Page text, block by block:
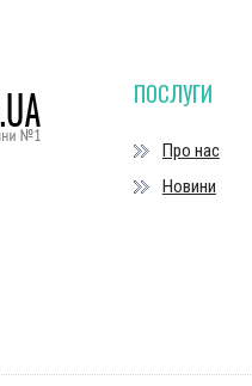
ПОСЛУГИ
Про нас
Новини